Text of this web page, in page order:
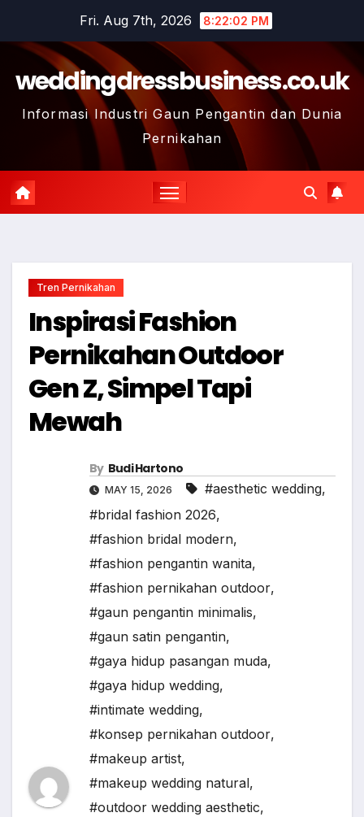
content
Fri. Aug 7th, 2026 8:22:03 PM
weddingdressbusiness.co.uk
Informasi Industri Gaun Pengantin dan Dunia
Pernikahan
Tren Pernikahan
Inspirasi Fashion
Pernikahan Outdoor
Gen Z, Simpel Tapi
Mewah
By Budi Hartono
MAY 15, 2026 #aesthetic wedding,
#bridal fashion 2026,
#fashion bridal modern,
#fashion pengantin wanita,
#fashion pernikahan outdoor,
#gaun pengantin minimalis,
#gaun satin pengantin,
#gaya hidup pasangan muda,
#gaya hidup wedding,
#intimate wedding,
#konsep pernikahan outdoor,
#makeup artist,
#makeup wedding natural,
#outdoor wedding aesthetic,